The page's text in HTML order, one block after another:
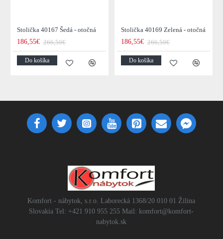
Stolička 40167 Šedá - otočná
186,55€ 266,50€
Do košíka
Stolička 40169 Zelená - otočná
186,55€ 266,50€
Do košíka
Komfort - nábytok, s.r.o. Laborecká 1368/20 010 01 Žilina
Slovakia Tel: +421 910 955 255 Mail: komfort@komfort-
nabytok.sk